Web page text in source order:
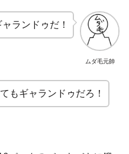
ムダ毛元帥
ランドゥだ！
もギャランドゥだろ！